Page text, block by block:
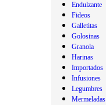
Endulzante
Fideos
Galletitas
Golosinas
Granola
Harinas
Importados
Infusiones
Legumbres
Mermeladas